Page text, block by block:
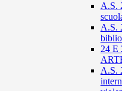
A.S.
A.S.
24 E
A.S.